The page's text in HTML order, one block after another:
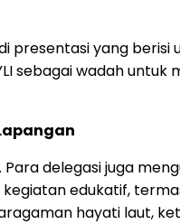
yang
sebagai wadah
delegasi juga
edukatif,
hayati laut,